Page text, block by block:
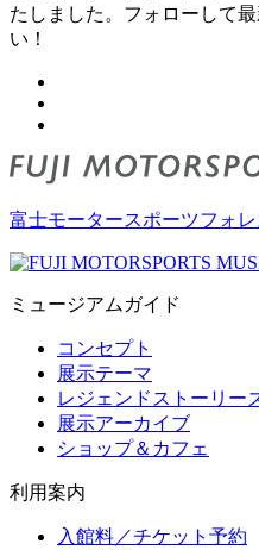
たしました。フォローして
い！
富士モータースポーツフォレ
ミュージアムガイド
コンセプト
展示テーマ
レジェンドストーリー
展示アーカイブ
ショップ＆カフェ
利用案内
入館料／チケット予約